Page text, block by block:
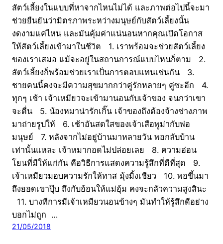
สัตว์เลี้ยงในแบบที่หาจากไหนไม่ได้ และภาพต่อไปนี้จะมา
ช่วยยืนยันว่ามิตรภาพระหว่างมนุษย์กับสัตว์เลี้ยงนั้น
งดงามแค่ไหน และมันคุ้มค่าแน่นอนหากคุณเปิดโอกาส
ให้สัตว์เลี้ยงเข้ามาในชีวิต 1. เราพร้อมจะช่วยสัตว์เลี้ยง
ของเราเสมอ แม้จะอยู่ในสถานการณ์แบบไหนก็ตาม 2.
สัตว์เลี้ยงก็พร้อมช่วยเราเป็นการตอบแทนเช่นกัน 3.
ชายคนนี้คงจะมีความสุขมากกว่าคู่รักหลายๆ คู่ซะอีก 4.
ทุกๆ เช้า เจ้าเหมียวจะเข้ามานอนกับเจ้าของ จนกว่าเขา
จะตื่น 5. น้องหมาน่ารักเกิ๊น เจ้าของถึงต้องจ้างช่างภาพ
มาถ่ายรูปให้ 6. เช้าอันสดใสของเจ้าเสือพูม่ากับพ่อ
มนุษย์ 7. หลังจากไม่อยู่บ้านมาหลายวัน พอกลับบ้าน
เท่านั้นแหละ เจ้าหมากอดไม่ปล่อยเลย 8. ความอ่อน
โยนที่มีให้แก่กัน คือวิธีการแสดงความรู้สึกที่ดีที่สุด 9.
เจ้าเหมียวมอบความรักให้ทาส มุ้งมิ้งเชียว 10. พอขึ้นมา
ถึงยอดเขาปุ๊บ ถึงกับอ้อนให้แม่อุ้ม คงจะกลัวความสูงสินะ
11. บางทีการมีเจ้าเหมียวนอนข้างๆ มันทำให้รู้สึกดีอย่าง
บอกไม่ถูก …
21/05/2018